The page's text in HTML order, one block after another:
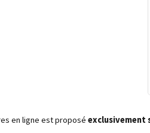
en ligne est proposé exclusivement